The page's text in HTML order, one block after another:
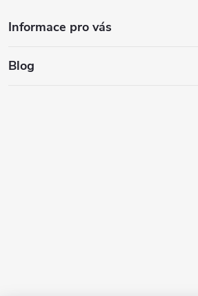
Informace pro vás
Blog